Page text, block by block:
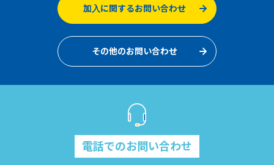
加入に関するお問い合わせ
その他のお問い合わせ
電話でのお問い合わせ